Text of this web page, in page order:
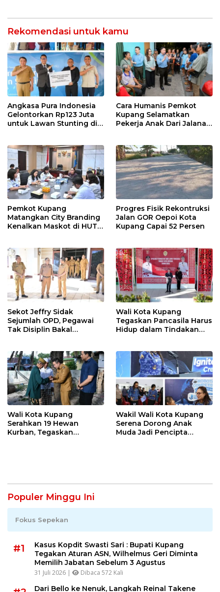
Rekomendasi untuk kamu
Angkasa Pura Indonesia
Gelontorkan Rp123 Juta
untuk Lawan Stunting di
Cara Humanis Pemkot
Kupang Selamatkan
Pekerja Anak Dari Jalanan
Pemkot Kupang
Matangkan City Branding
Kenalkan Maskot di HUT
Progres Fisik Rekontruksi
Jalan GOR Oepoi Kota
Kupang Capai 52 Persen
Sekot Jeffry Sidak
Sejumlah OPD, Pegawai
Tak Disiplin Bakal
Wali Kota Kupang
Tegaskan Pancasila Harus
Hidup dalam Tindakan
Wali Kota Kupang
Serahkan 19 Hewan
Kurban, Tegaskan
Wakil Wali Kota Kupang
Serena Dorong Anak
Muda Jadi Pencipta
Populer Minggu Ini
Fokus Sepekan
#1
Kasus Kopdit Swasti Sari : Bupati Kupang
Tegakan Aturan ASN, Wilhelmus Geri Diminta
Memilih Jabatan Sebelum 3 Agustus
31 Juli 2026 | Dibaca 572 Kali
Dari Bello ke Nenuk, Langkah Reinal Takene